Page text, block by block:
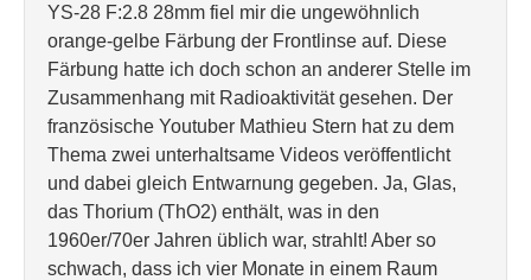
YS-28 F:2.8 28mm fiel mir die ungewöhnlich
orange-gelbe Färbung der Frontlinse auf. Diese
Färbung hatte ich doch schon an anderer Stelle im
Zusammenhang mit Radioaktivität gesehen. Der
französische Youtuber Mathieu Stern hat zu dem
Thema zwei unterhaltsame Videos veröffentlicht
und dabei gleich Entwarnung gegeben. Ja, Glas,
das Thorium (ThO2) enthält, was in den
1960er/70er Jahren üblich war, strahlt! Aber so
schwach, dass ich vier Monate in einem Raum